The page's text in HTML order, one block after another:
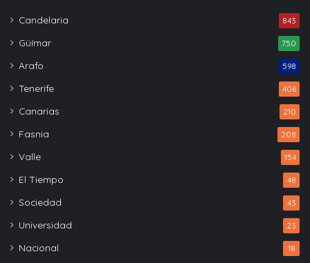
Candelaria 843
Güímar 750
Arafo 598
Tenerife 406
Canarias 210
Fasnia 208
Valle 154
El Tiempo 48
Sociedad 43
Universidad 23
Nacional 18